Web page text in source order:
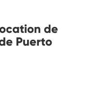
de
Puerto